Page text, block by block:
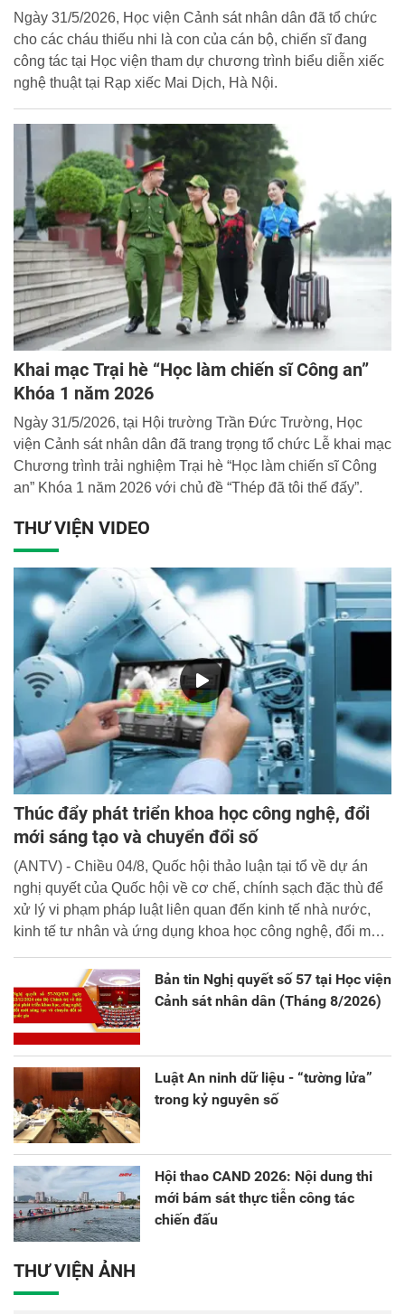
Ngày 31/5/2026, Học viện Cảnh sát nhân dân đã tổ chức
cho các cháu thiếu nhi là con của cán bộ, chiến sĩ đang
công tác tại Học viện tham dự chương trình biểu diễn xiếc
nghệ thuật tại Rạp xiếc Mai Dịch, Hà Nội.
Khai mạc Trại hè “Học làm chiến sĩ Công an”
Khóa 1 năm 2026
Ngày 31/5/2026, tại Hội trường Trần Đức Trường, Học
viện Cảnh sát nhân dân đã trang trọng tổ chức Lễ khai mạc
Chương trình trải nghiệm Trại hè “Học làm chiến sĩ Công
an” Khóa 1 năm 2026 với chủ đề “Thép đã tôi thế đấy”.
THƯ VIỆN VIDEO
Thúc đẩy phát triển khoa học công nghệ, đổi
mới sáng tạo và chuyển đổi số
(ANTV) - Chiều 04/8, Quốc hội thảo luận tại tổ về dự án
nghị quyết của Quốc hội về cơ chế, chính sạch đặc thù để
xử lý vi phạm pháp luật liên quan đến kinh tế nhà nước,
kinh tế tư nhân và ứng dụng khoa học công nghệ, đổi mới
Bản tin Nghị quyết số 57 tại Học viện
Cảnh sát nhân dân (Tháng 8/2026)
Luật An ninh dữ liệu - “tường lửa”
trong kỷ nguyên số
Hội thao CAND 2026: Nội dung thi
mới bám sát thực tiễn công tác
chiến đấu
THƯ VIỆN ẢNH